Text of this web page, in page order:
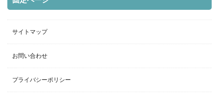
サイトマップ
お問い合わせ
プライバシーポリシー